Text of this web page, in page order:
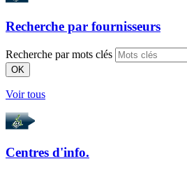
Recherche par fournisseurs
Recherche par mots clés
OK
Voir tous
Centres d'info.